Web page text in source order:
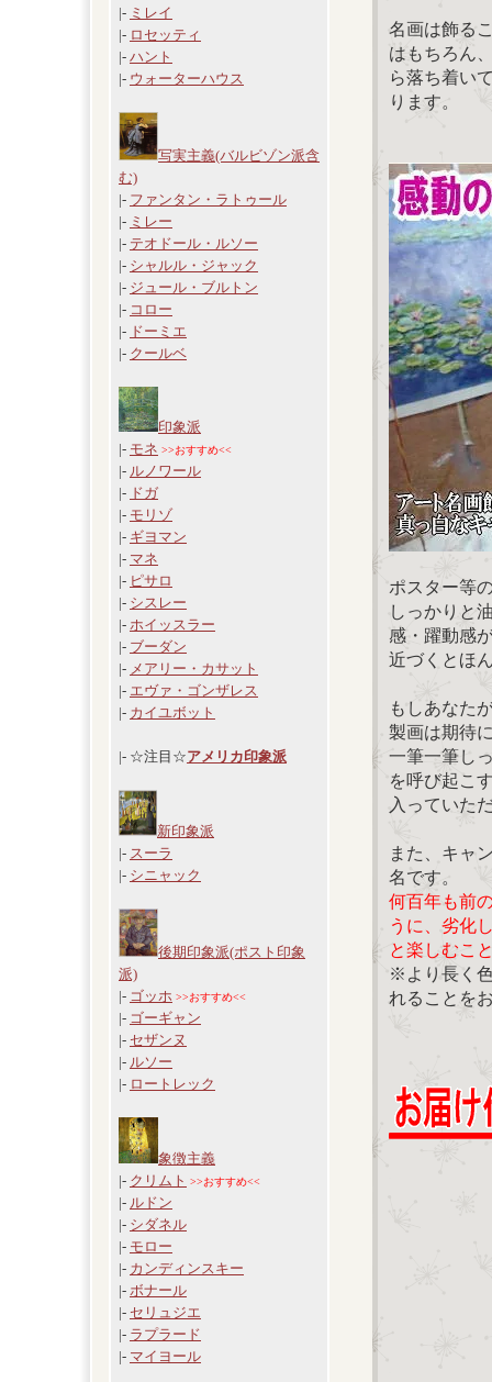
|- ミレイ
|- ロセッティ
|- ハント
|- ウォーターハウス
写実主義(バルビゾン派含
む)
|- ファンタン・ラトゥール
|- ミレー
|- テオドール・ルソー
|- シャルル・ジャック
|- ジュール・ブルトン
|- コロー
|- ドーミエ
|- クールベ
印象派
|- モネ >>おすすめ<<
|- ルノワール
|- ドガ
|- モリゾ
|- ギヨマン
|- マネ
|- ピサロ
|- シスレー
|- ホイッスラー
|- ブーダン
|- メアリー・カサット
|- エヴァ・ゴンザレス
|- カイユボット
|- ☆注目☆アメリカ印象派
新印象派
|- スーラ
|- シニャック
後期印象派(ポスト印象
派)
|- ゴッホ >>おすすめ<<
|- ゴーギャン
|- セザンヌ
|- ルソー
|- ロートレック
象徴主義
|- クリムト >>おすすめ<<
|- ルドン
|- シダネル
|- モロー
|- カンディンスキー
|- ボナール
|- セリュジエ
|- ラプラード
|- マイヨール
名画は飾る
はもちろん
ら落ち着い
ります。
ポスター等
しっかりと
感・躍動感
近づくとほ
もしあなた
製画は期待
一筆一筆し
を呼び起こ
入っていた
また、キャ
名です。
何百年も前
うに、劣化
と楽しむこ
※より長く
れることを